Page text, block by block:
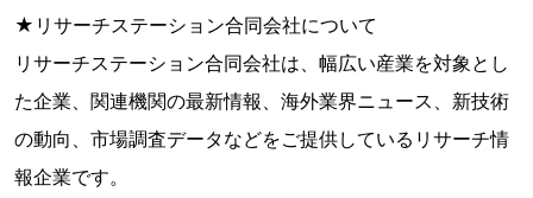
★リサーチステーション合同会社について
リサーチステーション合同会社は、幅広い産業を対象とし
た企業、関連機関の最新情報、海外業界ニュース、新技術
の動向、市場調査データなどをご提供しているリサーチ情
報企業です。